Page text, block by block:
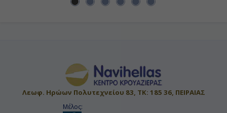
Λεωφ. Ηρώων Πολυτεχνείου 83, ΤΚ: 185 36, ΠΕΙΡΑΙΑΣ
Μέλος: